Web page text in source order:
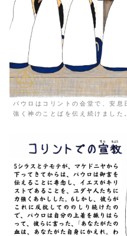
パウロはコリントの会堂で、安
強く神のことばを伝え続けました